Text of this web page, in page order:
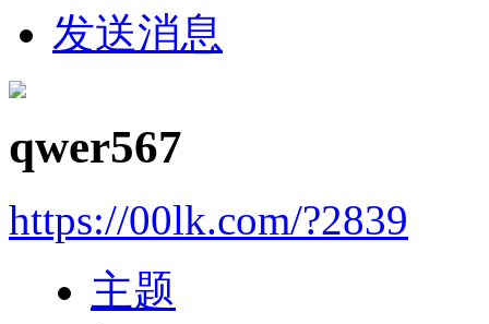
发送消息
qwer567
https://00lk.com/?2839
主题